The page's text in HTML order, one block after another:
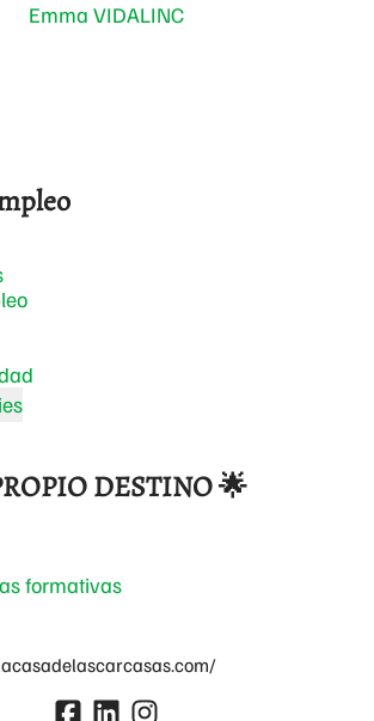
Emma VIDALINC
DESTINO 🌟
formativas